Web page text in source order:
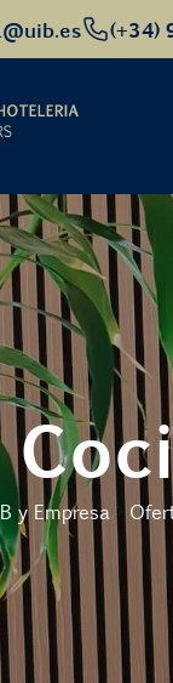
(+34)
y Empresa